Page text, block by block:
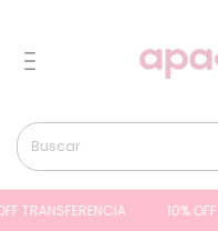
· · 10% OFF